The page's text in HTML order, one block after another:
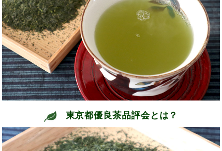
東京都優良茶品評会とは？